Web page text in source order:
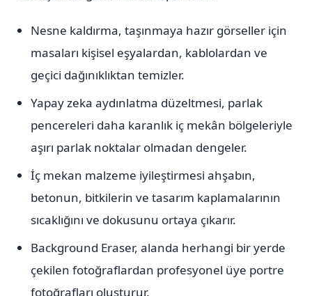
Nesne kaldırma, taşınmaya hazır görseller için
masaları kişisel eşyalardan, kablolardan ve
geçici dağınıklıktan temizler.
Yapay zeka aydınlatma düzeltmesi, parlak
pencereleri daha karanlık iç mekân bölgeleriyle
aşırı parlak noktalar olmadan dengeler.
İç mekan malzeme iyileştirmesi ahşabın,
betonun, bitkilerin ve tasarım kaplamalarının
sıcaklığını ve dokusunu ortaya çıkarır.
Background Eraser, alanda herhangi bir yerde
çekilen fotoğraflardan profesyonel üye portre
fotoğrafları oluşturur.